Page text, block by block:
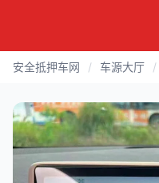
安全抵押车网 / 车源大厅 /